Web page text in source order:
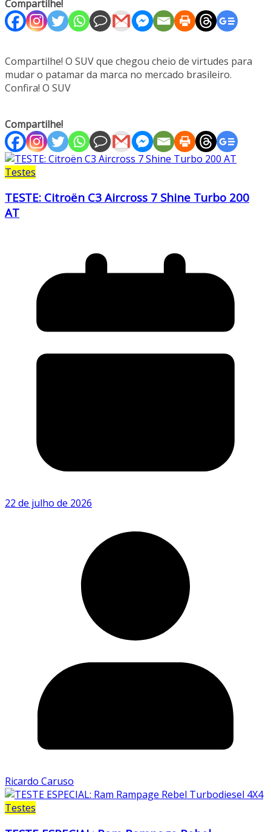
Compartilhe!
Compartilhe! O SUV que chegou cheio de virtudes para
mudar o patamar da marca no mercado brasileiro.
Confira! O SUV
Compartilhe!
Testes
TESTE: Citroën C3 Aircross 7 Shine Turbo 200
AT
22 de julho de 2026
Ricardo Caruso
Testes